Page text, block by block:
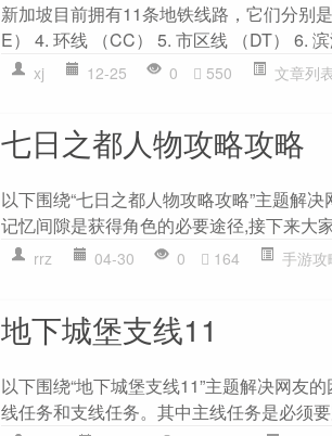
新加坡目前拥有11条地铁线路，它们分别
E） 4. 环线 （CC） 5. 市区线 （DT） 6.
xj 12-25 0 550 文章列
七日之都人物攻略攻略
以下围绕“七日之都人物攻略攻略”主题解
记忆间隙是获得角色的必要途径,接下来大
rrz 04-30 0 164 手游攻
地下城堡支线11
以下围绕“地下城堡支线11”主题解决网友
线任务和支线任务。其中主线任务是必须